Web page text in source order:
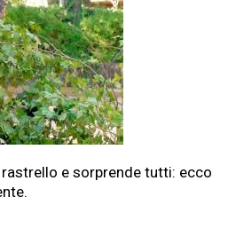
rastrello e sorprende tutti: ecco